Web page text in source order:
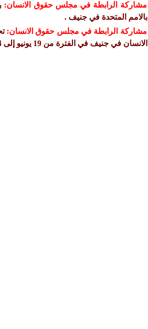
مشاركة الرابطة في مجلس حقوق الانسان:
بالامم المتحدة في جنيف .
مشاركة الرابطة في مجلس حقوق الانسان:
الانسان في جنيف في الفترة من 19 يونيو إلى 14 يوليو 2023 م